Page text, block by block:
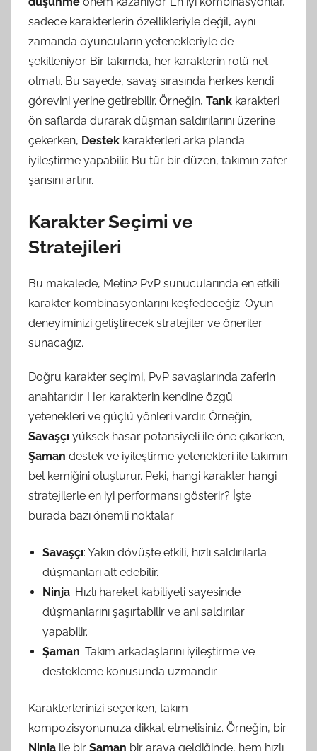
sadece karakterlerin özellikleriyle değil, aynı
zamanda oyuncuların yetenekleriyle de
şekilleniyor. Bir takımda, her karakterin rolü net
olmalı. Bu sayede, savaş sırasında herkes kendi
görevini yerine getirebilir. Örneğin, Tank karakteri
ön saflarda durarak düşman saldırılarını üzerine
çekerken, Destek karakterleri arka planda
iyileştirme yapabilir. Bu tür bir düzen, takımın zafer
şansını artırır.
Karakter Seçimi ve
Stratejileri
Bu makalede, Metin2 PvP sunucularında en etkili
karakter kombinasyonlarını keşfedeceğiz. Oyun
deneyiminizi geliştirecek stratejiler ve öneriler
sunacağız.
Doğru karakter seçimi, PvP savaşlarında zaferin
anahtarıdır. Her karakterin kendine özgü
yetenekleri ve güçlü yönleri vardır. Örneğin,
Savaşçı yüksek hasar potansiyeli ile öne çıkarken,
Şaman destek ve iyileştirme yetenekleri ile takımın
bel kemiğini oluşturur. Peki, hangi karakter hangi
stratejilerle en iyi performansı gösterir? İşte
burada bazı önemli noktalar:
Savaşçı: Yakın dövüşte etkili, hızlı saldırılarla
düşmanları alt edebilir.
Ninja: Hızlı hareket kabiliyeti sayesinde
düşmanlarını şaşırtabilir ve ani saldırılar
yapabilir.
Şaman: Takım arkadaşlarını iyileştirme ve
destekleme konusunda uzmandır.
Karakterlerinizi seçerken, takım
kompozisyonunuza dikkat etmelisiniz. Örneğin, bir
Ninja ile bir Şaman bir araya geldiğinde, hem hızlı